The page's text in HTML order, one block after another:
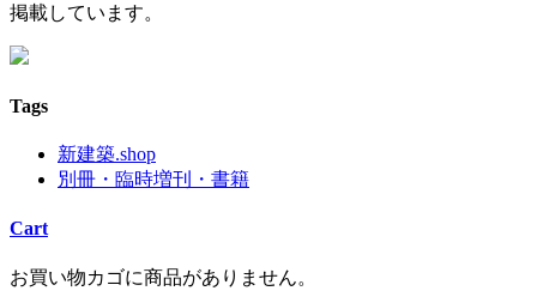
掲載しています。
Tags
新建築.shop
別冊・臨時増刊・書籍
Cart
お買い物カゴに商品がありません。